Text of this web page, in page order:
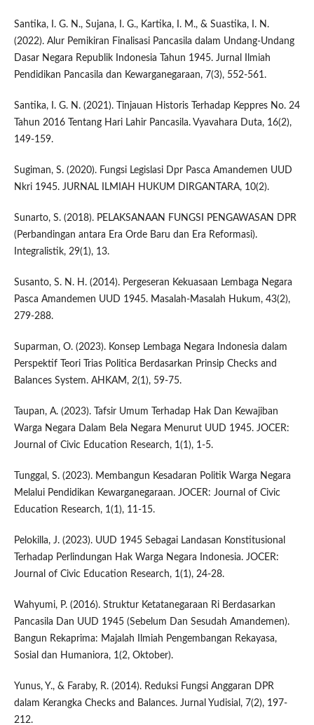
Santika, I. G. N., Sujana, I. G., Kartika, I. M., & Suastika, I. N.
(2022). Alur Pemikiran Finalisasi Pancasila dalam Undang-Undang
Dasar Negara Republik Indonesia Tahun 1945. Jurnal Ilmiah
Pendidikan Pancasila dan Kewarganegaraan, 7(3), 552-561.
Santika, I. G. N. (2021). Tinjauan Historis Terhadap Keppres No. 24
Tahun 2016 Tentang Hari Lahir Pancasila. Vyavahara Duta, 16(2),
149-159.
Sugiman, S. (2020). Fungsi Legislasi Dpr Pasca Amandemen UUD
Nkri 1945. JURNAL ILMIAH HUKUM DIRGANTARA, 10(2).
Sunarto, S. (2018). PELAKSANAAN FUNGSI PENGAWASAN DPR
(Perbandingan antara Era Orde Baru dan Era Reformasi).
Integralistik, 29(1), 13.
Susanto, S. N. H. (2014). Pergeseran Kekuasaan Lembaga Negara
Pasca Amandemen UUD 1945. Masalah-Masalah Hukum, 43(2),
279-288.
Suparman, O. (2023). Konsep Lembaga Negara Indonesia dalam
Perspektif Teori Trias Politica Berdasarkan Prinsip Checks and
Balances System. AHKAM, 2(1), 59-75.
Taupan, A. (2023). Tafsir Umum Terhadap Hak Dan Kewajiban
Warga Negara Dalam Bela Negara Menurut UUD 1945. JOCER:
Journal of Civic Education Research, 1(1), 1-5.
Tunggal, S. (2023). Membangun Kesadaran Politik Warga Negara
Melalui Pendidikan Kewarganegaraan. JOCER: Journal of Civic
Education Research, 1(1), 11-15.
Pelokilla, J. (2023). UUD 1945 Sebagai Landasan Konstitusional
Terhadap Perlindungan Hak Warga Negara Indonesia. JOCER:
Journal of Civic Education Research, 1(1), 24-28.
Wahyumi, P. (2016). Struktur Ketatanegaraan Ri Berdasarkan
Pancasila Dan UUD 1945 (Sebelum Dan Sesudah Amandemen).
Bangun Rekaprima: Majalah Ilmiah Pengembangan Rekayasa,
Sosial dan Humaniora, 1(2, Oktober).
Yunus, Y., & Faraby, R. (2014). Reduksi Fungsi Anggaran DPR
dalam Kerangka Checks and Balances. Jurnal Yudisial, 7(2), 197-
212.